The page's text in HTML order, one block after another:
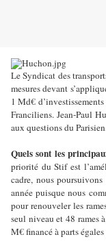
Le Syndicat des
mesures devant
1 Md€
Franciliens. Jean-Paul
aux questions du
Quels sont les
priorité du Stif est
cadre, nous
année puisque nous
pour renouveler les
seul niveau et 48 rames
M€ financé à parts